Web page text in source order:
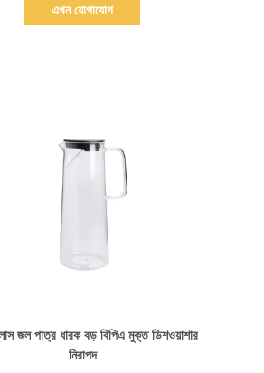
এখন যোগাযোগ
জল পাত্র ধারক বড় বিপিএ মুক্ত ডিশওয়াশার
নিরাপদ